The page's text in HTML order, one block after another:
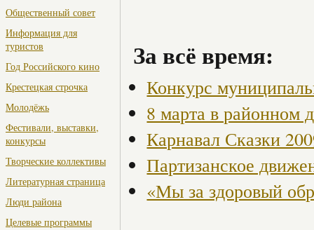
Общественный совет
Информация для
туристов
Год Российского кино
Крестецкая строчка
Молодёжь
Фестивали, выставки,
конкурсы
Творческие коллективы
Литературная страница
Люди района
Целевые программы
За всё время:
Конкурс
8 марта в районном
Карнавал Сказки
Партизанское
«Мы за здоровый